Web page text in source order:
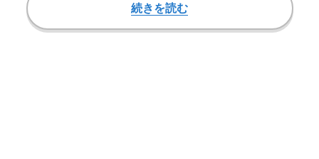
続きを読む